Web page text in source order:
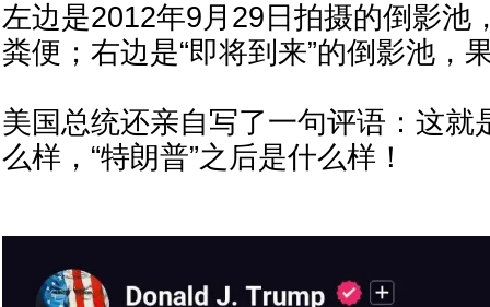
左边是2012年9月29日拍摄的倒影池
粪便；右边是“即将到来”的倒影池，
美国总统还亲自写了一句评语：这就
么样，“特朗普”之后是什么样！